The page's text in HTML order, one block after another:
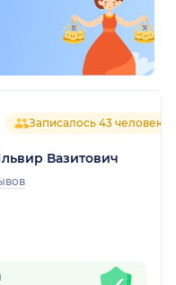
Записалось 43 человека
Вазитович